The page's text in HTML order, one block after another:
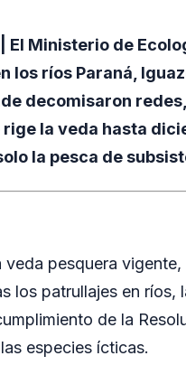
| El Ministerio de
los ríos Paraná,
decomisaron
la veda hasta
la pesca de
veda pesquera
los patrullajes en
de la
especies ícticas.